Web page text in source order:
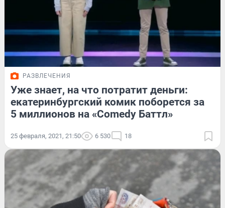
РАЗВЛЕЧЕНИЯ
Уже знает, на что потратит деньги:
екатеринбургский комик поборется за
5 миллионов на «Comedy Баттл»
25 февраля, 2021, 21:50 6 530 18